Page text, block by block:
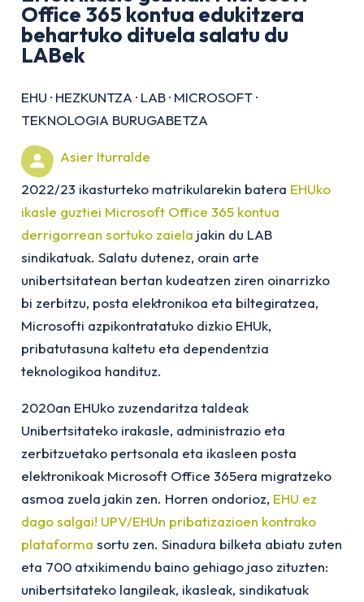
Office 365 kontua edukitzera
behartuko dituela salatu du
LABek
EHU · HEZKUNTZA · LAB· MICROSOFT·
TEKNOLOGIA BURUGABETZA
Asier Iturralde
2022/23 ikasturteko matrikularekin batera EHUko
ikasle guztiei Microsoft Office 365 kontua
derrigorrean sortuko zaiela jakin du LAB
sindikatuak. Salatu dutenez, orain arte
unibertsitatean bertan kudeatzen ziren oinarrizko
bi zerbitzu, posta elektronikoa eta biltegiratzea,
Microsofti azpikontratatuko dizkio EHUk,
pribatutasuna kaltetu eta dependentzia
teknologikoa handituz.
2020an EHUko zuzendaritza taldeak
Unibertsitateko irakasle, administrazio eta
zerbitzuetako pertsonala eta ikasleen posta
elektronikoak Microsoft Office 365era migratzeko
asmoa zuela jakin zen. Horren ondorioz, EHU ez
dago salgai! UPV/EHUn pribatizazioen kontrako
plataforma sortu zen. Sinadura bilketa abiatu zuten
eta 700 atxikimendu baino gehiago jaso zituzten:
unibertsitateko langileak, ikasleak, sindikatuak